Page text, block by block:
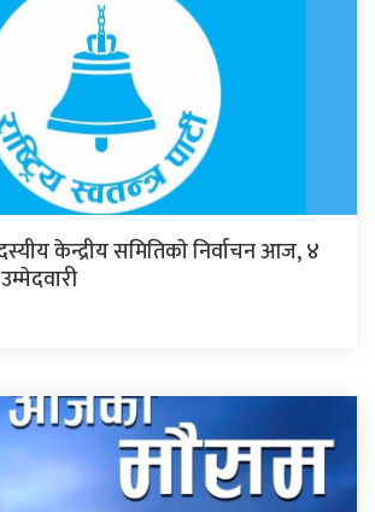
केन्द्रीय समितिकाे निर्वाचन आज, ४